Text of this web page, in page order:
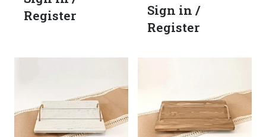
Register
Sign in /
Register